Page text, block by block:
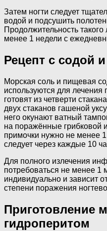
Затем ногти следует
водой и подсушить
Продолжительность
менее 1 недели с
Рецепт с содой
Морская соль и пищевая
используются для лечения
готовят из четверти
двух стаканов гашеной
него окунают ватный
на поражённые грибковой
примочки нужно не менее
следует через каждые 10
Для полного излечения
потребоваться не менее 1
индивидуально и зависит
степени поражения
Приготовление
гидроперитом